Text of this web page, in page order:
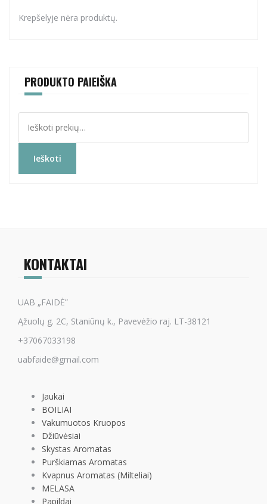
Krepšelyje nėra produktų.
PRODUKTO PAIEIŠKA
Ieškoti
KONTAKTAI
UAB „FAIDĖ”
Ąžuolų g. 2C, Staniūnų k., Pavevėžio raj. LT-38121
+37067033198
uabfaide@gmail.com
Jaukai
BOILIAI
Vakumuotos Kruopos
Džiūvėsiai
Skystas Aromatas
Purškiamas Aromatas
Kvapnus Aromatas (Milteliai)
MELASA
Papildai